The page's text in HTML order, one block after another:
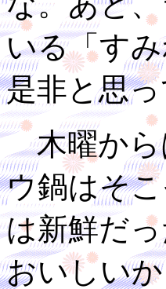
いる「す
是非と思
木曜から
ウ鍋はそ
は新鮮だ
おいしい